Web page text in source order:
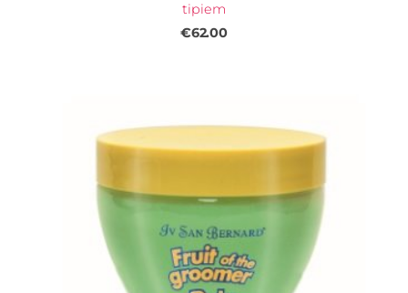
tipiem
€62.00